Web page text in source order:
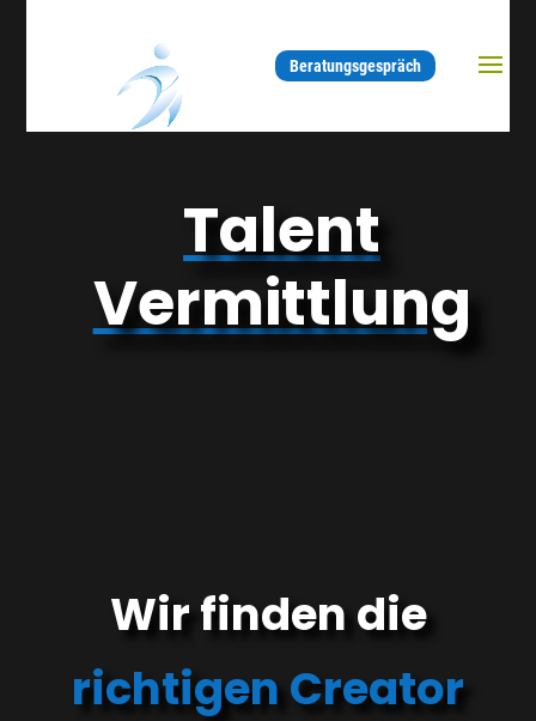
Beratungsgespräch
Talent Vermittlung
Talent
Vermittlung
Wir finden die
richtigen Creator